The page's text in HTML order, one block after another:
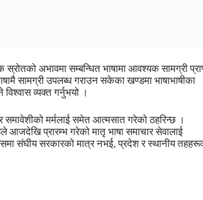
अभावमा सम्बन्धित भाषामा आवश्यक सामग्री
सामग्री उपलब्ध गराउन सकेका खण्डमा भाषाभाषीका
व्यक्त गर्नुभयो ।
समावेशीको मर्मलाई समेत आत्मसात गरेको ठहरिन्छ ।
आजदेखि प्रारम्भ गरेको मातृ भाषा समाचार सेवालाई
संघीय सरकारको मात्र नभई, प्रदेश र स्थानीय